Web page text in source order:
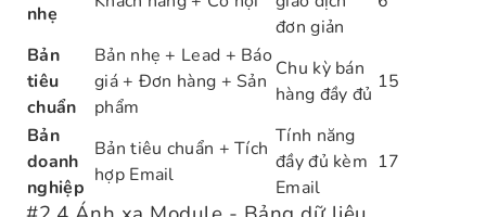
nhẹ
đơn giản
Bản
tiêu
chuẩn
Bản nhẹ + Lead + Báo
giá + Đơn hàng + Sản
phẩm
Chu kỳ bán
hàng đầy đủ
15
Bản
doanh
nghiệp
Bản tiêu chuẩn + Tích
hợp Email
Tính năng
đầy đủ kèm
Email
17